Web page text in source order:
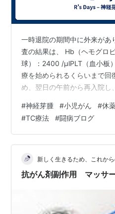
一時退院の期間中に外来があ
査の結果は、 Hb（ヘモグロ
球）：2400 /μlPLT（血小板
療を始められるくらいまで回
め、翌日の午前から再入院し
ム共働きにはなかなか厳しい
ね💧）。 これまでの治療経過
ってきた化学療法は、
ールTVD療法：28日間×2ク
ては、 【原発巣摘出手術】
#神経芽腫 #小児がん #休
#TC療法 #闘病ブログ
新しく生きるため、これか
抗がん剤副作用 マッサ